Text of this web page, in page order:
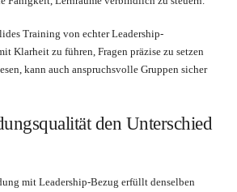
Training von echter Leadership-
Klarheit zu führen, Fragen präzise zu setzen
kann auch anspruchsvolle Gruppen sicher
den Unterschied
mit Leadership-Bezug erfüllt denselben